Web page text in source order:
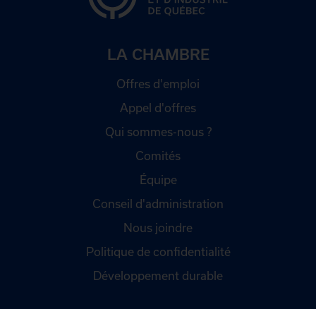
LA CHAMBRE
Offres d'emploi
Appel d'offres
Qui sommes-nous ?
Comités
Équipe
Conseil d'administration
Nous joindre
Politique de confidentialité
Développement durable